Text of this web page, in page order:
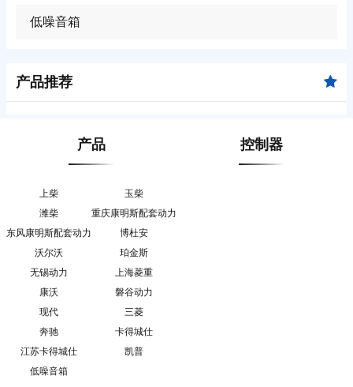
低噪音箱
产品推荐
产品
上柴
玉柴
潍柴
重庆康明斯配套动力
东风康明斯配套动力
博杜安
沃尔沃
珀金斯
无锡动力
上海菱重
康沃
磐谷动力
现代
三菱
奔驰
卡得城仕
江苏卡得城仕
凯普
低噪音箱
控制器